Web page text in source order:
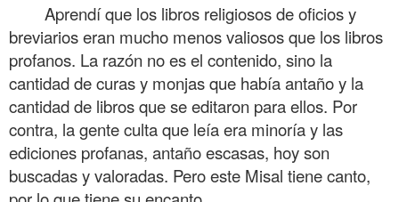
Aprendí que los libros religiosos de oficios y
breviarios eran mucho menos valiosos que los libros
profanos. La razón no es el contenido, sino la
cantidad de curas y monjas que había antaño y la
cantidad de libros que se editaron para ellos. Por
contra, la gente culta que leía era minoría y las
ediciones profanas, antaño escasas, hoy son
buscadas y valoradas. Pero este Misal tiene canto,